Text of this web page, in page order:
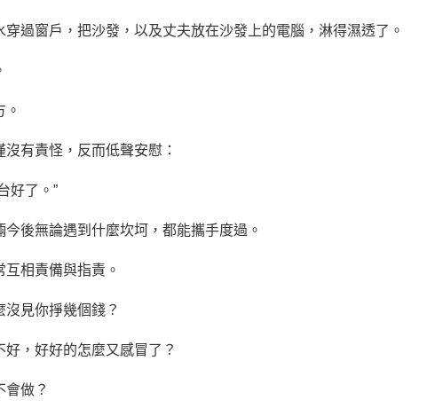
過窗戶，把沙發，以及丈夫放在沙發上的電腦，淋得濕透了。
有責怪，反而低聲安慰：
好了。”
後無論遇到什麼坎坷，都能攜手度過。
相責備與指責。
見你掙幾個錢？
，好好的怎麼又感冒了？
會做？